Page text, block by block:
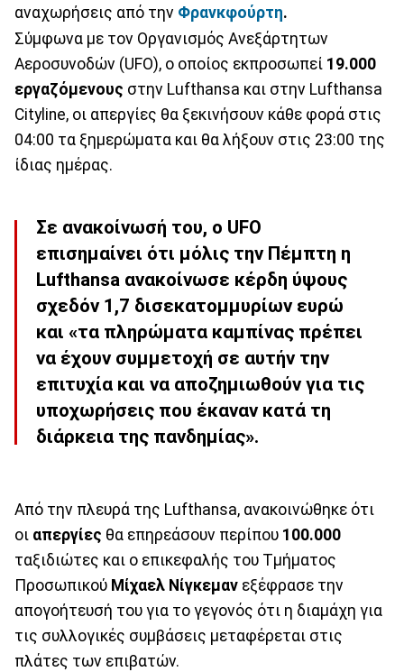
αναχωρήσεις από την Φρανκφούρτη.
Σύμφωνα με τον Οργανισμός Ανεξάρτητων
Αεροσυνοδών (UFO), ο οποίος εκπροσωπεί 19.000
εργαζόμενους στην Lufthansa και στην Lufthansa
Cityline, οι απεργίες θα ξεκινήσουν κάθε φορά στις
04:00 τα ξημερώματα και θα λήξουν στις 23:00 της
ίδιας ημέρας.
Σε ανακοίνωσή του, ο UFO
επισημαίνει ότι μόλις την Πέμπτη η
Lufthansa ανακοίνωσε κέρδη ύψους
σχεδόν 1,7 δισεκατομμυρίων ευρώ
και «τα πληρώματα καμπίνας πρέπει
να έχουν συμμετοχή σε αυτήν την
επιτυχία και να αποζημιωθούν για τις
υποχωρήσεις που έκαναν κατά τη
διάρκεια της πανδημίας».
Από την πλευρά της Lufthansa, ανακοινώθηκε ότι
οι απεργίες θα επηρεάσουν περίπου 100.000
ταξιδιώτες και ο επικεφαλής του Τμήματος
Προσωπικού Μίχαελ Νίγκεμαν εξέφρασε την
απογοήτευσή του για το γεγονός ότι η διαμάχη για
τις συλλογικές συμβάσεις μεταφέρεται στις
πλάτες των επιβατών.